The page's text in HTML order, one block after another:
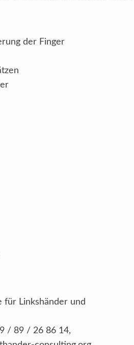
der Finger
für Linkshänder und
/ 89 / 26 86 14,